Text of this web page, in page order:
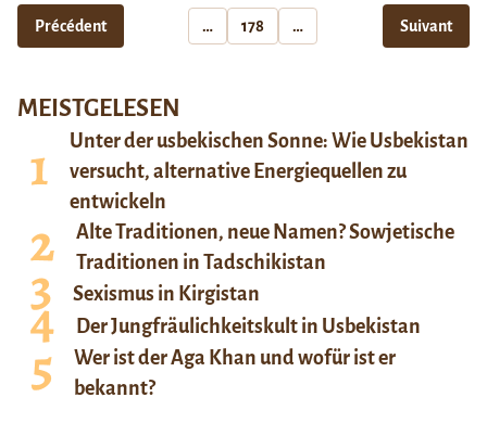
Précédent … 178 … Suivant
MEISTGELESEN
Unter der usbekischen Sonne: Wie Usbekistan
versucht, alternative Energiequellen zu
entwickeln
Alte Traditionen, neue Namen? Sowjetische
Traditionen in Tadschikistan
Sexismus in Kirgistan
Der Jungfräulichkeitskult in Usbekistan
Wer ist der Aga Khan und wofür ist er
bekannt?